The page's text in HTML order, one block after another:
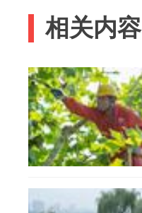
相关内容